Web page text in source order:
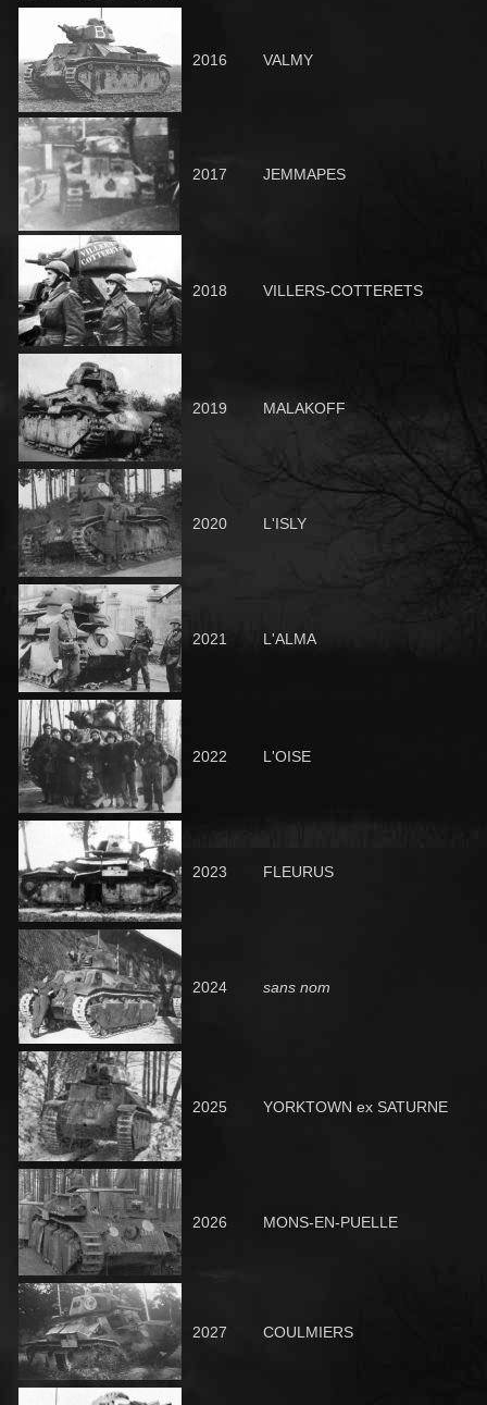
2016 VALMY
2017 JEMMAPES
2018 VILLERS-COTTERETS
2019 MALAKOFF
2020 L'ISLY
2021 L'ALMA
2022 L'OISE
2023 FLEURUS
2024 sans nom
2025 YORKTOWN ex SATURNE
2026 MONS-EN-PUELLE
2027 COULMIERS